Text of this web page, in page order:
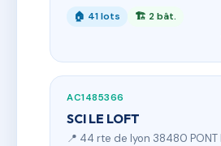
🏠 41 lots 🏗 2 bât.
AC1485366
SCI LE LOFT
📍 44 rte de lyon 38480 PONT